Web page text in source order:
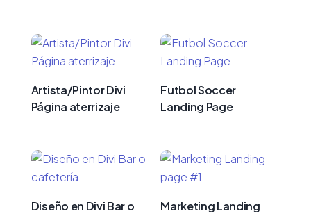
Artista/Pintor Divi
Página aterrizaje
Futbol Soccer
Landing Page
Diseño en Divi Bar o
Marketing Landing